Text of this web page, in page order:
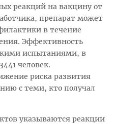
реакций на вакцину от
препарат может
в течение
Эффективность
испытаниями, в
человек.
риска развития
с теми, кто получал
указываются реакции